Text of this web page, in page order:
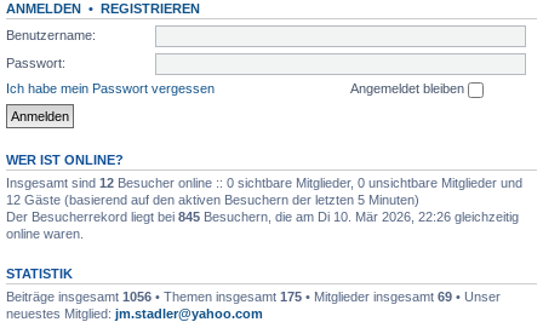
ANMELDEN • REGISTRIEREN
Benutzername:
Passwort:
Ich habe mein Passwort vergessen
Angemeldet bleiben
WER IST ONLINE?
Insgesamt sind 12 Besucher online :: 0 sichtbare Mitglieder, 0 unsichtbare Mitglieder und
12 Gäste (basierend auf den aktiven Besuchern der letzten 5 Minuten)
Der Besucherrekord liegt bei 845 Besuchern, die am Di 10. Mär 2026, 22:26 gleichzeitig
online waren.
STATISTIK
Beiträge insgesamt 1056 • Themen insgesamt 175 • Mitglieder insgesamt 69 • Unser
neuestes Mitglied: jm.stadler@yahoo.com